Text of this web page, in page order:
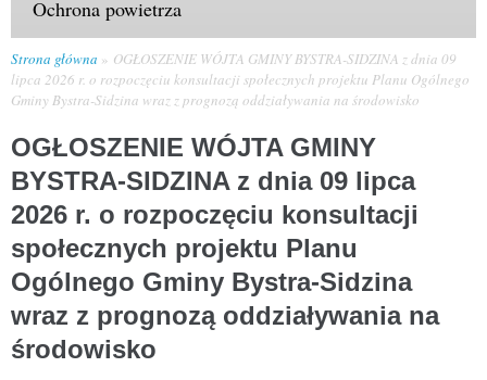
Ochrona powietrza
Strona główna
OGŁOSZENIE WÓJTA GMINY BYSTRA-SIDZINA z dnia 09
lipca 2026 r. o rozpoczęciu konsultacji społecznych projektu Planu Ogólnego
Gminy Bystra-Sidzina wraz z prognozą oddziaływania na środowisko
OGŁOSZENIE WÓJTA GMINY
BYSTRA-SIDZINA z dnia 09 lipca
2026 r. o rozpoczęciu konsultacji
społecznych projektu Planu
Ogólnego Gminy Bystra-Sidzina
wraz z prognozą oddziaływania na
środowisko